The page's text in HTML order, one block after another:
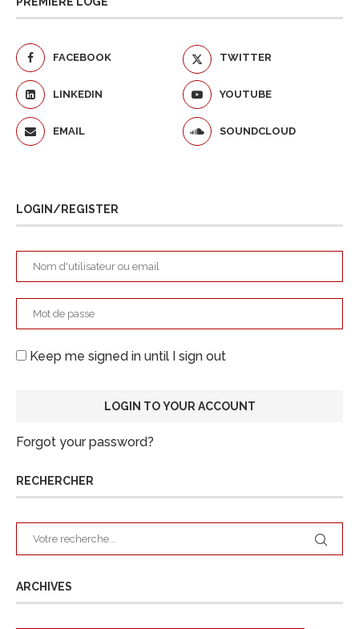
FACEBOOK TWITTER
LINKEDIN YOUTUBE
EMAIL SOUNDCLOUD
LOGIN/REGISTER
Keep me signed in until I sign out
Forgot your password?
RECHERCHER
ARCHIVES